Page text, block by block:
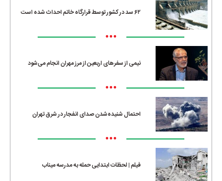
۶۲ سد در کشور توسط قرارگاه خاتم احداث شده است
•••
نیمی از سفرهای اربعین از مرز مهران انجام می‌شود
•••
احتمال شنیده‌شدن صدای انفجار در شرق تهران
•••
فیلم | لحظات ابتدایی حمله به مدرسه میناب